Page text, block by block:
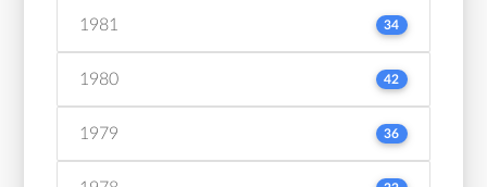
1981 34
1980 42
1979 36